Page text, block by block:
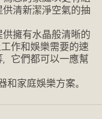
清新潔淨空氣的抽
擁有水晶般清晰的
作和娛樂需要的速
它們都可以一應幫
和家庭娛樂方案。